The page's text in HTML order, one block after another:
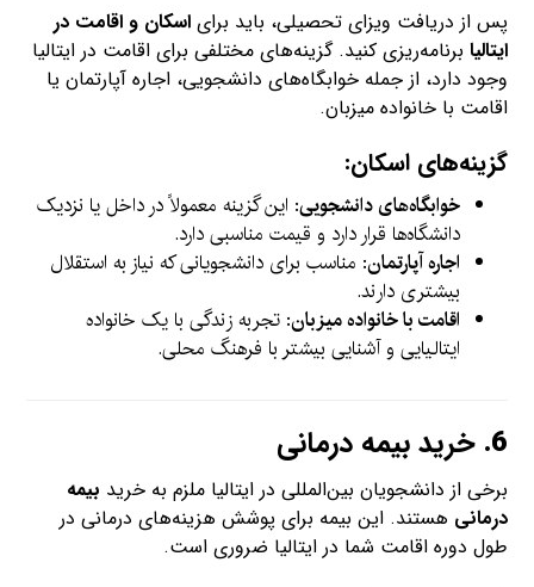
پس از دریافت ویزای تحصیلی، باید برایاسکان و اقامت در
ایتالیا برنامه‌ریزی کنید. گزینه‌های مختلفی برای اقامت در ایتالیا
وجود دارد، از جمله خوابگاه‌های دانشجویی، اجاره آپارتمان یا
اقامت با خانواده میزبان.
گزینه‌های اسکان:
خوابگاه‌های دانشجویی: این گزینه معمولاً در داخل یا نزدیک
دانشگاه‌ها قرار دارد و قیمت مناسبی دارد.
اجاره آپارتمان: مناسب برای دانشجویانی که نیاز به استقلال
بیشتری دارند.
اقامت با خانواده میزبان: تجربه زندگی با یک خانواده
ایتالیایی و آشنایی بیشتر با فرهنگ محلی.
6. خرید بیمه درمانی
برخی از دانشجویان بین‌المللی در ایتالیا ملزم به خرید بیمه
درمانی هستند. این بیمه برای پوشش هزینه‌های درمانی در
طول دوره اقامت شما در ایتالیا ضروری است.